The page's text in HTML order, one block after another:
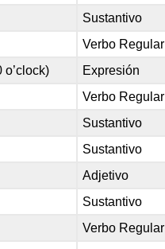
Sustantivo
Verbo Regular
Expresión
Verbo Regular
Sustantivo
Sustantivo
Adjetivo
Sustantivo
Verbo Regular